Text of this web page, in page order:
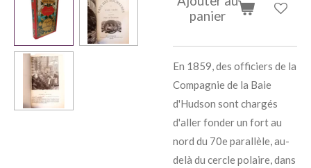
panier
En 1859, des officiers de la
Compagnie de la Baie
d'Hudson sont chargés
d'aller fonder un fort au
nord du 70e parallèle, au-
delà du cercle polaire, dans